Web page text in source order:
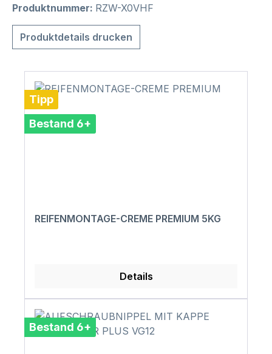
Produktnummer: RZW-X0VHF
Produktdetails drucken
Tipp
Bestand 6+
REIFENMONTAGE-CREME PREMIUM 5KG
Details
Bestand 6+